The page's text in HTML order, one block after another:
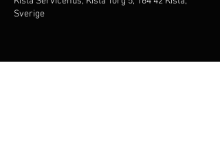
Sverige